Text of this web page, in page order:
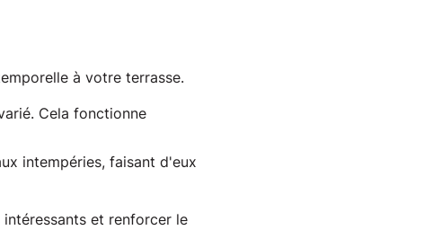
à votre terrasse.
Cela fonctionne
intempéries, faisant d'eux
et renforcer le